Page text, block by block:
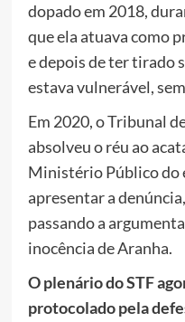
dopado em 2018,
que ela atuava como
e depois de ter tirado
estava vulnerável,
Em 2020, o Tribunal
absolveu o réu ao
Ministério Público do
apresentar a
passando a
inocência de Aranha.
O plenário do STF
protocolado pela